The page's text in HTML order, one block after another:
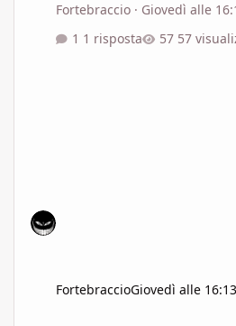
Fortebraccio · Giovedì alle
1 risposta
57
FortebraccioGiovedì alle 16:13